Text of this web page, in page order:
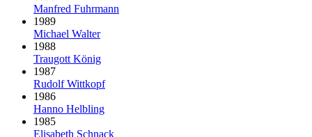
Manfred Fuhrmann
1989
Michael Walter
1988
Traugott König
1987
Rudolf Wittkopf
1986
Hanno Helbling
1985
Elisabeth Schnack